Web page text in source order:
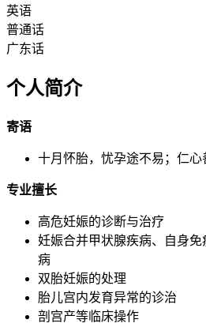
英语
普通话
广东话
个人简介
寄语
十月怀胎，忧孕途不易；仁心
专业擅长
高危妊娠的诊断与治疗
妊娠合并甲状腺疾病、自身
病
双胎妊娠的处理
胎儿宫内发育异常的诊治
剖宫产等临床操作